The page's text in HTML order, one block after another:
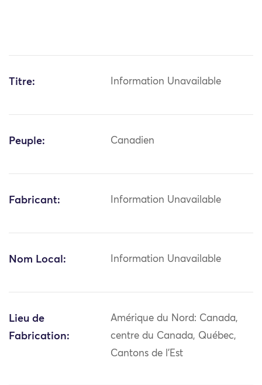
Titre: Information Unavailable
Peuple: Canadien
Fabricant: Information Unavailable
Nom Local: Information Unavailable
Lieu de
Fabrication:
Amérique du Nord: Canada,
centre du Canada, Québec,
Cantons de l'Est